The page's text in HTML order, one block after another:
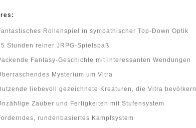
Rollenspiel in sympathischer Top-Down Optik
Stunden reiner JRPG-Spielspaß
Fantasy-Geschichte mit interessanten Wendungen
Mysterium um Vitra
liebevoll gezeichnete Kreaturen, die Vitra bevölkern
Zauber und Fertigkeiten mit Stufensystem
rundenbasiertes Kampfsystem